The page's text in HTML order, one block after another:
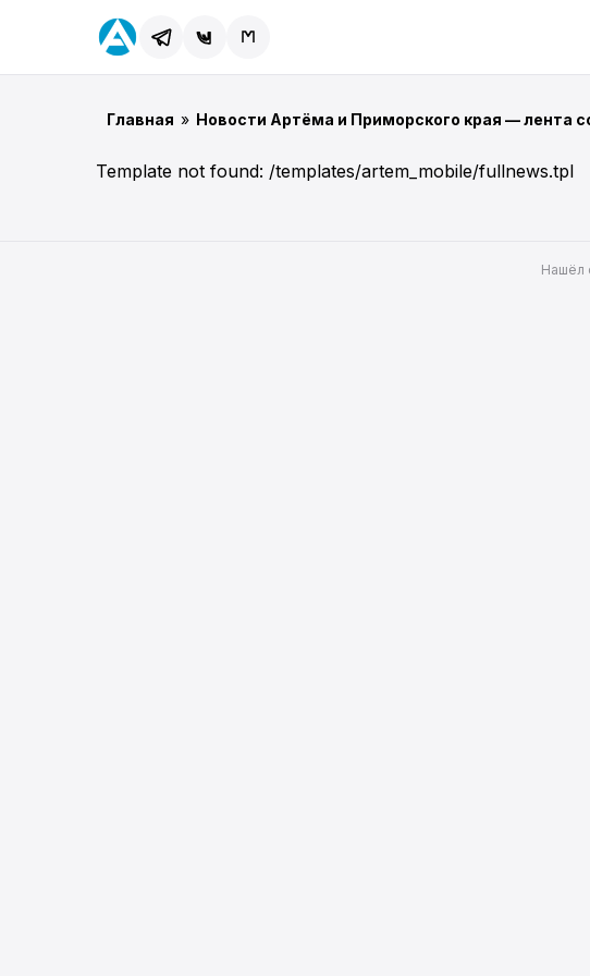
Главная » Новости Артёма и Приморского края — лента
Template not found: /templates/artem_mobile/fullnews.tpl
Нашёл